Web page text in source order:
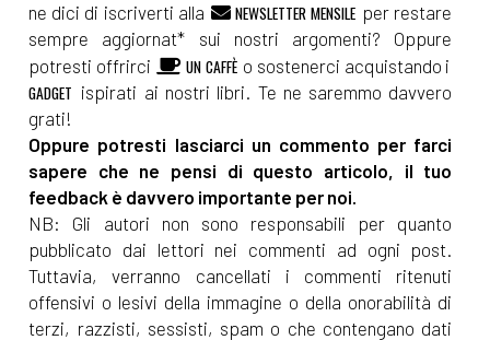
ne dici di iscriverti alla
NEWSLETTER MENSILE per restare
sempre aggiornat* sui nostri argomenti? Oppure
potresti offrirci
UN CAFFÈ o sostenerci acquistando i
GADGET ispirati ai nostri libri. Te ne saremmo davvero
grati!
Oppure potresti lasciarci un commento per farci
sapere che ne pensi di questo articolo, il tuo
feedback è davvero importante per noi.
NB: Gli autori non sono responsabili per quanto
pubblicato dai lettori nei commenti ad ogni post.
Tuttavia, verranno cancellati i commenti ritenuti
offensivi o lesivi della immagine o della onorabilità di
terzi, razzisti, sessisti, spam o che contengano dati